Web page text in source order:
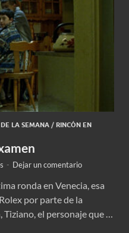
LA SEMANA / RINCÓN EN
- Dejar un comentario
ronda en Venecia, esa
por parte de la
Tiziano, el personaje que …